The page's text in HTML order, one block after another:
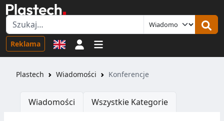
Reklama Logowanie
Plastech Wiadomości Konferencje
Wiadomości Wszystkie Kategorie